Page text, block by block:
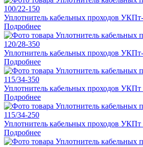
Уплотнитель кабельных проходов
Подробнее
Уплотнитель кабельных проходов
Подробнее
Уплотнитель кабельных проходов УКПт
Подробнее
Уплотнитель кабельных проходов УКПт
Подробнее